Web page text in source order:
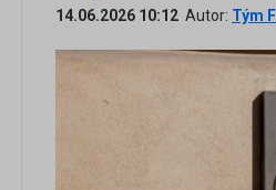
14.06.2026 10:12 Autor: Tým